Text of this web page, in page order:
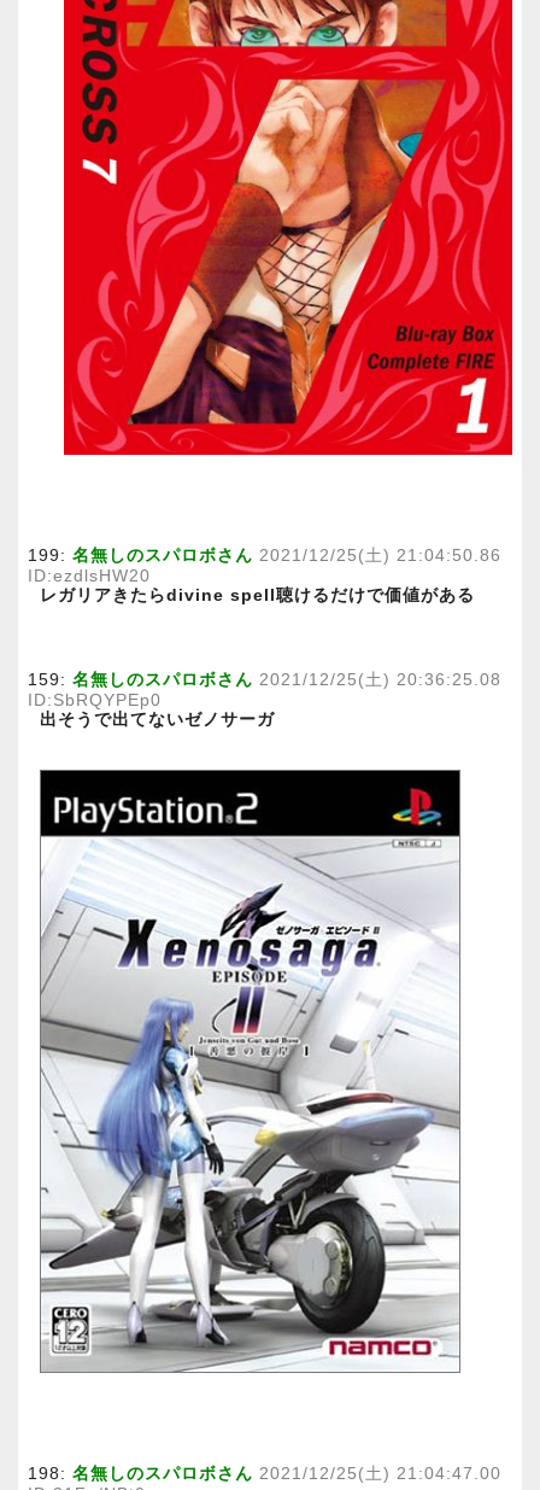
199: 名無しのスパロボさん 2021/12/25(土) 21:04:50.86
ID:ezdlsHW20
レガリアきたらdivine spell聴けるだけで価値がある
159: 名無しのスパロボさん 2021/12/25(土) 20:36:25.08
ID:SbRQYPEp0
出そうで出てないゼノサーガ
198: 名無しのスパロボさん 2021/12/25(土) 21:04:47.00